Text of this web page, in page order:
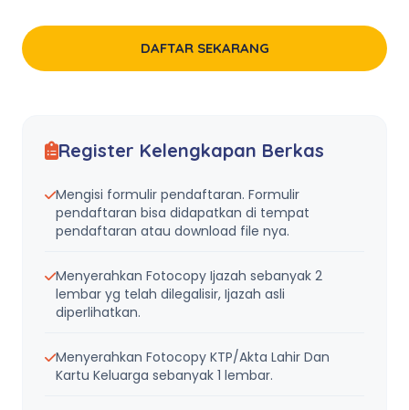
DAFTAR SEKARANG
Register Kelengkapan Berkas
Mengisi formulir pendaftaran. Formulir
pendaftaran bisa didapatkan di tempat
pendaftaran atau download file nya.
Menyerahkan Fotocopy Ijazah sebanyak 2
lembar yg telah dilegalisir, Ijazah asli
diperlihatkan.
Menyerahkan Fotocopy KTP/Akta Lahir Dan
Kartu Keluarga sebanyak 1 lembar.